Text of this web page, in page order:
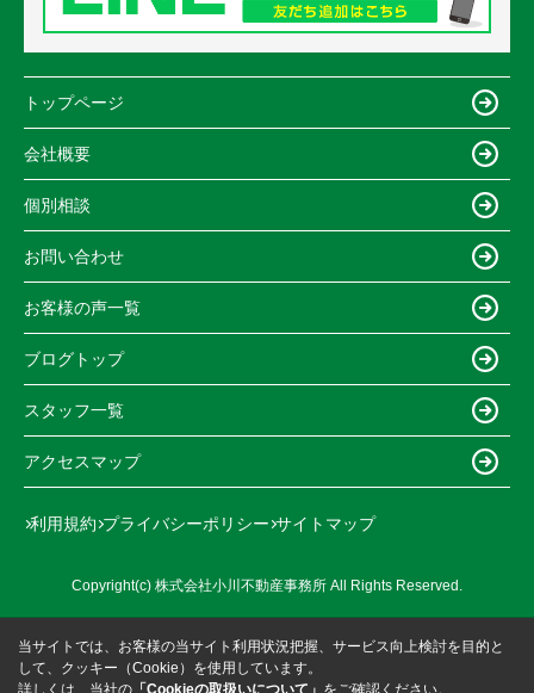
トップページ
会社概要
個別相談
お問い合わせ
お客様の声一覧
ブログトップ
スタッフ一覧
アクセスマップ
利用規約 プライバシーポリシー サイトマップ
Copyright(c) 株式会社小川不動産事務所 All Rights Reserved.
当サイトでは、お客様の当サイト利用状況把握、サービス向上検討を目的と
して、クッキー（Cookie）を使用しています。
詳しくは、当社の 「Cookieの取扱いについて」 をご確認ください。